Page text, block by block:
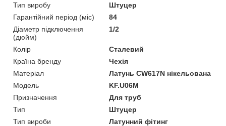
Тип виробу
Штуцер
Гарантійний період (міс)
84
Діаметр підключення
(дюйм)
1/2
Колір
Сталевий
Країна бренду
Чехія
Матеріал
Латунь CW617N нікельована
Мoдель
KF.U06M
Призначення
Для труб
Тип
Штуцер
Тип вироби
Латунний фітинг